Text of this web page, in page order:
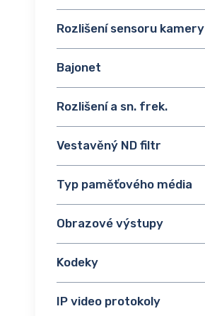
Rozlišení sensoru kamery
Bajonet
Rozlišení a sn. frek.
Vestavěný ND filtr
Typ paměťového média
Obrazové výstupy
Kodeky
IP video protokoly